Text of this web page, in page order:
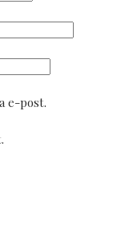
e-post.